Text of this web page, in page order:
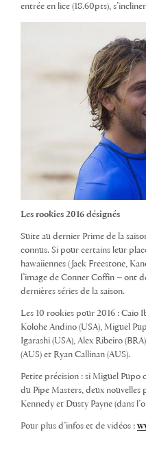
entrée en lice (18.60pts),
Les rookies 2016 désignés
Suite au dernier Prime de la
connus. Si pour certains leur
hawaiiennes (Jack Freestone,
l’image de Conner Coffin – ont
dernières séries de la saison.
Les 10 rookies pour 2016 : Caio
Kolohe Andino (USA), Miguel
Igarashi (USA), Alex Ribeiro
(AUS) et Ryan Callinan (AUS).
Petite précision : si Miguel Pupo
du Pipe Masters, deux nouvelles
Kennedy et Dusty Payne (dans
Pour plus d’infos et de vidéos :